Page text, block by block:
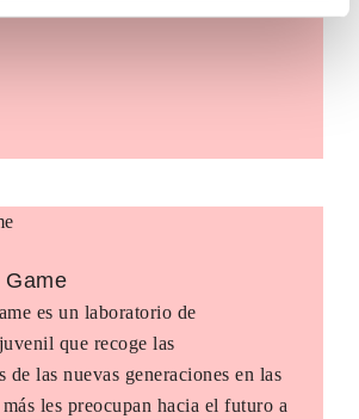
Game
es un laboratorio de
que recoge las
de las nuevas generaciones en las
les preocupan hacia el futuro a